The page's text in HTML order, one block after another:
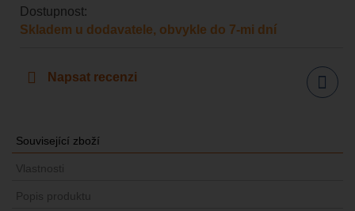
Dostupnost:
Skladem u dodavatele, obvykle do 7-mi dní
Napsat recenzi
Sdílet
Související zboží
Vlastnosti
Popis produktu